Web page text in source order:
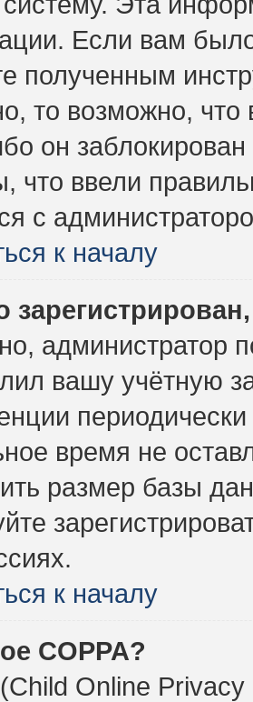
Если вам
полученным
то возможно,
он
что ввели
с
к началу
администратор
вашу учётную
время не
размер базы
к началу
COPPA?
Online